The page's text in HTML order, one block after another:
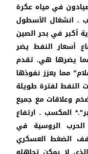
في مياه عكرة
. انشغال الأسطول
أكبر في بحر الصين
أسعار النفط يضر
مما يضرها هي. تقدم
مما يعزز نفوذها
النفط لفترة طويلة
وعلاقات مع جميع
المكسب . ارتفاع
الحرب الروسية في
الضغط العسكري